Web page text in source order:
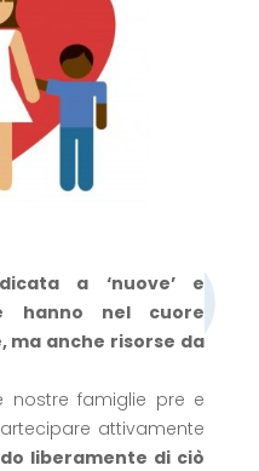
a ‘nuove’ e
hanno nel cuore
ma anche risorse da
nostre famiglie pre e
attivamente
liberamente di ciò